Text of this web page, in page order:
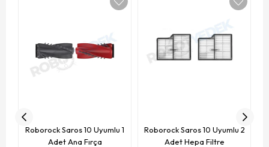
Roborock Saros 10 Uyumlu 1
Adet Ana Fırça
Roborock Saros 10 Uyumlu 2
Adet Hepa Filtre